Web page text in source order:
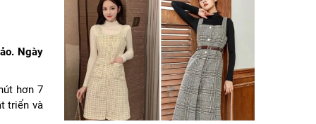
Ngày
hơn 7
triển và